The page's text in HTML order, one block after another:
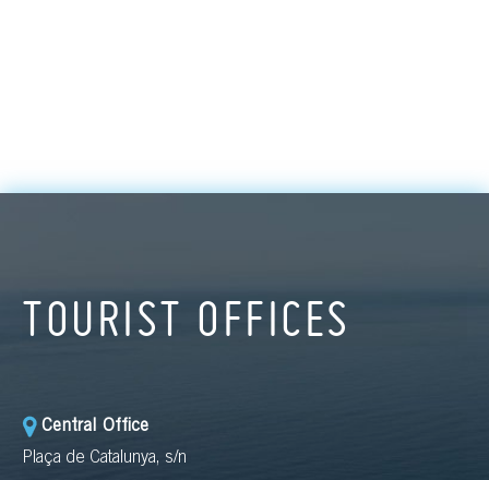
TOURIST OFFICES
Central Office
Plaça de Catalunya, s/n